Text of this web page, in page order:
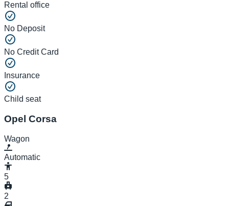
Rental office
No Deposit
No Credit Card
Insurance
Child seat
Opel Corsa
Wagon
Automatic
5
2